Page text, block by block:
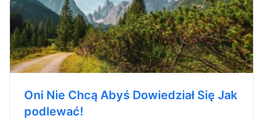
Oni Nie Chcą Abyś Dowiedział Się Jak
podlewać!